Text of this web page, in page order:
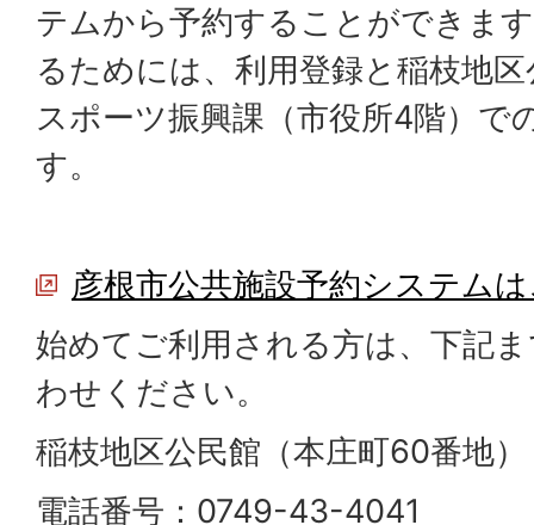
テムから予約することができま
るためには、利用登録と稲枝地
スポーツ振興課（市役所4階）で
す。
彦根市公共施設予約システム
始めてご利用される方は、下記
わせください。
稲枝地区公民館（本庄町60番地）
電話番号：0749-43-4041